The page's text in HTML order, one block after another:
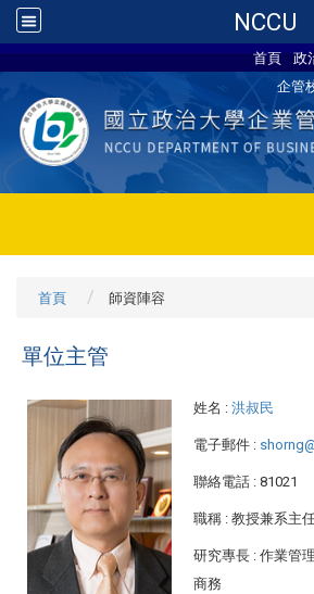
NCCU
首頁 政
企管
首頁 師資陣容
單位主管
姓名 : 洪叔民
電子郵件 :
聯絡電話 : 81021
職稱 : 教授兼系主
研究專長 : 作業管
商務